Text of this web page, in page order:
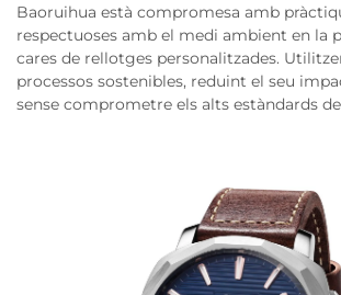
Baoruihua està compromesa amb
respectuoses amb el medi ambient en la
cares de rellotges personalitzades.
processos sostenibles, reduint el seu
sense comprometre els alts estàndards